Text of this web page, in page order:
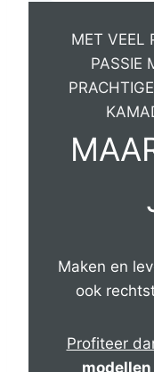
MET VEEL
PASSIE
Maken en
ook
Profiteer
modellen